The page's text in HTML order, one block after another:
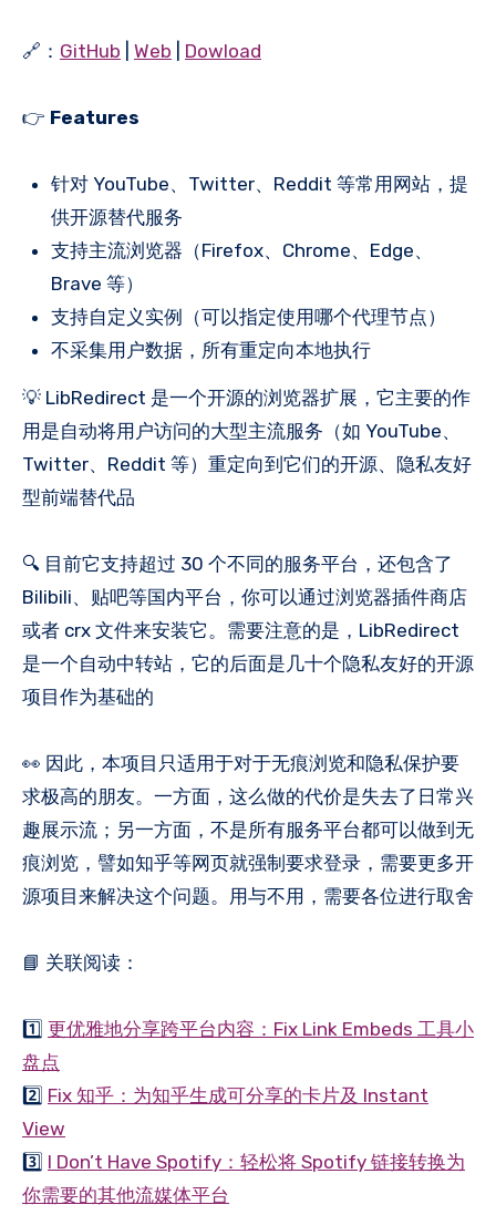
🔗： GitHub Web Dowload
👉 Features
针对 YouTube、Twitter、Reddit 等常用网站，提
供开源替代服务
支持主流浏览器（Firefox、Chrome、Edge、
Brave 等）
支持自定义实例（可以指定使用哪个代理节点）
不采集用户数据，所有重定向本地执行
💡 LibRedirect 是一个开源的浏览器扩展，它主要的作
用是自动将用户访问的大型主流服务（如 YouTube、
Twitter、Reddit 等）重定向到它们的开源、隐私友好
型前端替代品
🔍 目前它支持超过 30 个不同的服务平台，还包含了
Bilibili、贴吧等国内平台，你可以通过浏览器插件商店
或者 crx 文件来安装它。需要注意的是，LibRedirect
是一个自动中转站，它的后面是几十个隐私友好的开源
项目作为基础的
👀 因此，本项目只适用于对于无痕浏览和隐私保护要
求极高的朋友。一方面，这么做的代价是失去了日常兴
趣展示流；另一方面，不是所有服务平台都可以做到无
痕浏览，譬如知乎等网页就强制要求登录，需要更多开
源项目来解决这个问题。用与不用，需要各位进行取舍
📘 关联阅读：
1️⃣ 更优雅地分享跨平台内容：Fix Link Embeds 工具小
盘点
2️⃣ Fix 知乎：为知乎生成可分享的卡片及 Instant
View
3️⃣ I Don’t Have Spotify：轻松将 Spotify 链接转换为
你需要的其他流媒体平台